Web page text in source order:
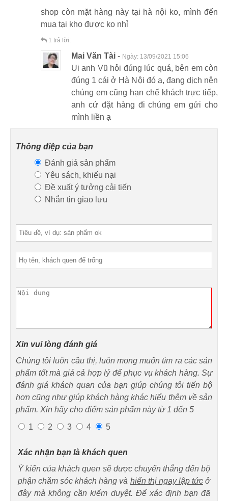
shop còn mặt hàng này tại hà nội ko, mình đến
mua tại kho được ko nhỉ
1 trả lời:
Mai Văn Tài - Ngày: 13/09/2021 15:06
Ui anh Vũ hỏi đúng lúc quá, bên em còn
đúng 1 cái ở Hà Nội đó ạ, đang dịch nên
chúng em cũng hạn chế khách trực tiếp,
anh cứ đặt hàng đi chúng em gửi cho
mình liền ạ
Thông điệp của bạn
Đánh giá sản phẩm
Yêu sách, khiếu nại
Đề xuất ý tưởng cải tiến
Nhắn tin giao lưu
Xin vui lòng đánh giá
Chúng tôi luôn cầu thị, luôn mong muốn tìm ra các sản
phẩm tốt mà giá cả hợp lý để phục vụ khách hàng. Sự
đánh giá khách quan của bạn giúp chúng tôi tiến bộ
hơn cũng như giúp khách hàng khác hiểu thêm về sản
phẩm. Xin hãy cho điểm sản phẩm này từ 1 đến 5
1
2 3 4 5
Xác nhận bạn là khách quen
Ý kiến của khách quen sẽ được chuyển thẳng đến bộ
phận chăm sóc khách hàng và hiển thị ngay lập tứcở
đây mà không cần kiểm duyệt. Để xác định bạn đã